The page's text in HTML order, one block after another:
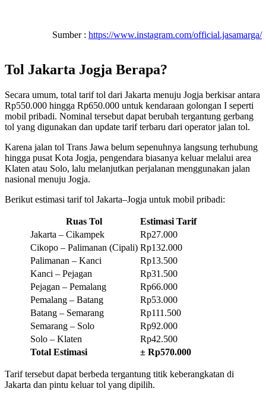
Sumber : https://www.instagram.com/official.jasamarga/
Tol Jakarta Jogja Berapa?
Secara umum, total tarif tol dari Jakarta menuju Jogja berkisar antara
Rp550.000 hingga Rp650.000 untuk kendaraan golongan I seperti
mobil pribadi. Nominal tersebut dapat berubah tergantung gerbang
tol yang digunakan dan update tarif terbaru dari operator jalan tol.
Karena jalan tol Trans Jawa belum sepenuhnya langsung terhubung
hingga pusat Kota Jogja, pengendara biasanya keluar melalui area
Klaten atau Solo, lalu melanjutkan perjalanan menggunakan jalan
nasional menuju Jogja.
Berikut estimasi tarif tol Jakarta–Jogja untuk mobil pribadi:
Ruas Tol
Estimasi Tarif
Jakarta – Cikampek
Rp27.000
Cikopo – Palimanan (Cipali) Rp132.000
Palimanan – Kanci
Rp13.500
Kanci – Pejagan
Rp31.500
Pejagan – Pemalang
Rp66.000
Pemalang – Batang
Rp53.000
Batang – Semarang
Rp111.500
Semarang – Solo
Rp92.000
Solo – Klaten
Rp42.500
Total Estimasi
± Rp570.000
Tarif tersebut dapat berbeda tergantung titik keberangkatan di
Jakarta dan pintu keluar tol yang dipilih.